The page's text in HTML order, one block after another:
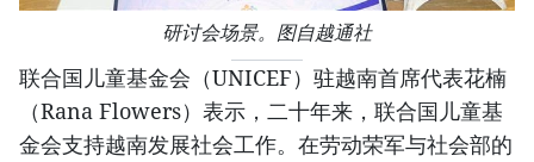
研讨会场景。图自越通社
联合国儿童基金会（UNICEF）驻越南首席代表花楠
（Rana Flowers）表示，二十年来，联合国儿童基
金会支持越南发展社会工作。在劳动荣军与社会部的